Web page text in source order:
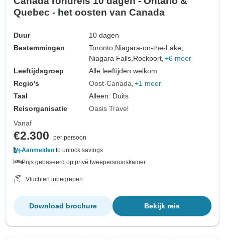
Quebec - het oosten van Canada
Duur
10 dagen
Bestemmingen
Toronto,Niagara-on-the-Lake,
Niagara Falls,Rockport, +6 meer
Leeftijdsgroep
Alle leeftijden welkom
Regio's
Oost-Canada +1 meer
Taal
Alleen: Duits
Reisorganisatie
Oasis Travel
Vanaf
€2.300
per persoon
Aanmelden to unlock savings
Prijs gebaseerd op privé tweepersoonskamer
Vluchten inbegrepen
Bekijk reis
Download brochure